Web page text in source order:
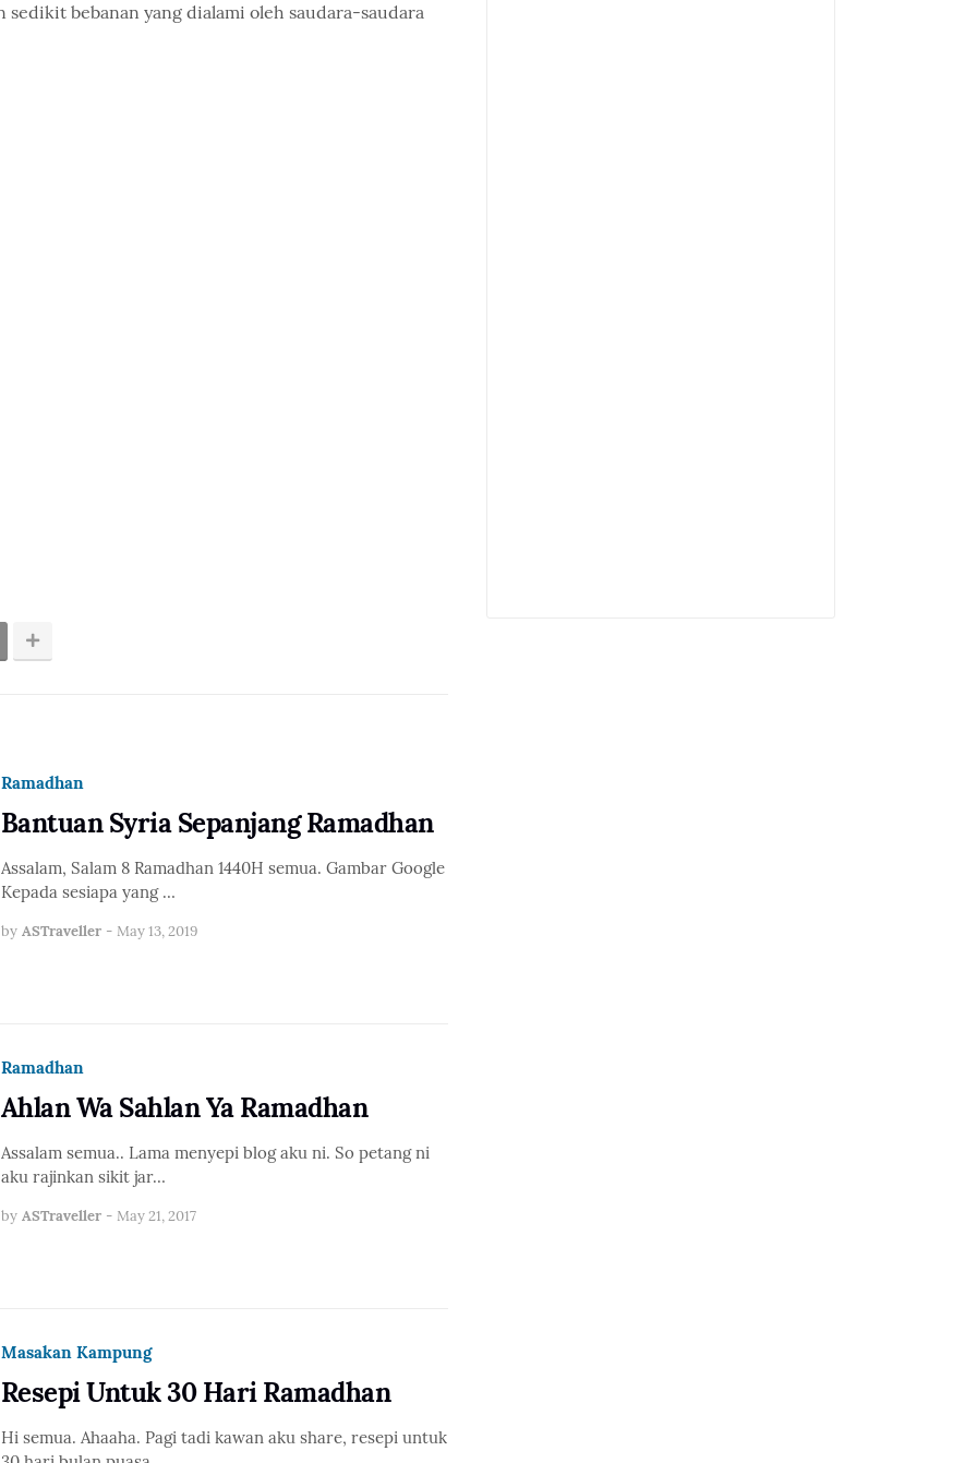
sedikit bebanan yang dialami oleh saudara-saudara
Ramadhan
Bantuan Syria Sepanjang Ramadhan
Assalam, Salam 8 Ramadhan 1440H semua. Gambar Google
Kepada sesiapa yang …
by ASTraveller - May 13, 2019
Ramadhan
Ahlan Wa Sahlan Ya Ramadhan
Assalam semua.. Lama menyepi blog aku ni. So petang ni
aku rajinkan sikit jar…
by ASTraveller - May 21, 2017
Masakan Kampung
Resepi Untuk 30 Hari Ramadhan
Hi semua. Ahaaha. Pagi tadi kawan aku share, resepi untuk